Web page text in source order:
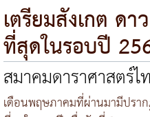
เตรียมสังเกต ดา
ที่สุดในรอบปี
สมาคมดาราศาสตร์ไ
เดือนพฤษภาคมที่ผ่านมามีปรา